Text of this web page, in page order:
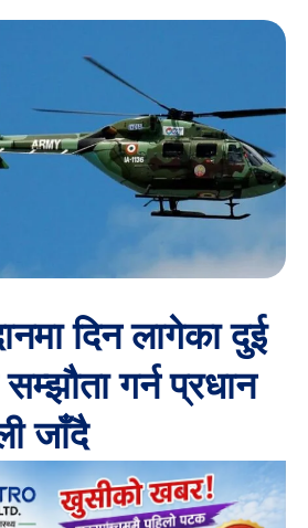
दिन लागेका दुई
गर्न प्रधान
जाँदै